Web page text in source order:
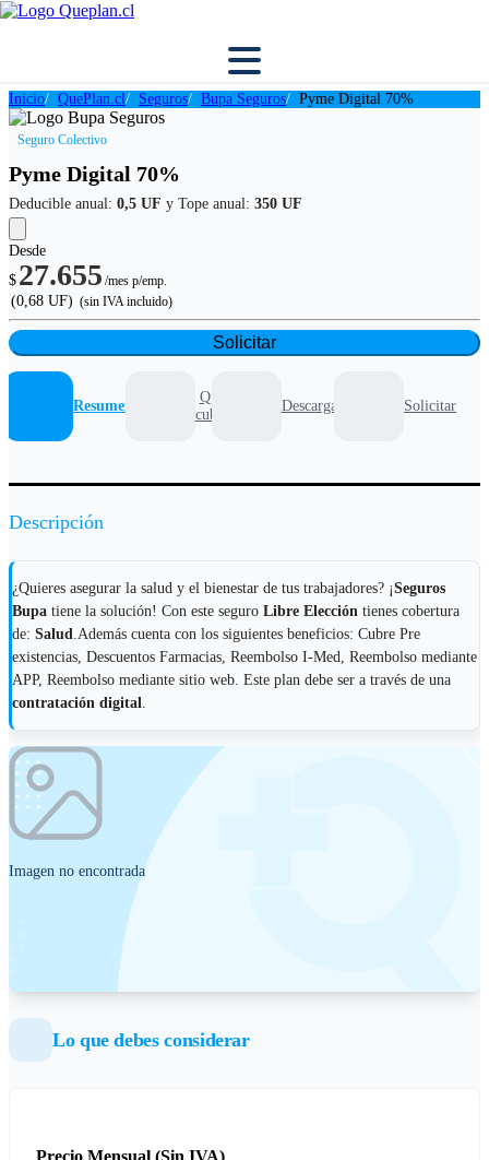
Inicio QuePlan.cl Seguros Bupa Seguros Pyme Digital 70%
Seguro Colectivo
Pyme Digital 70%
Deducible anual: 0,5 UF y Tope anual: 350 UF
Desde
$ 27.655 /mes p/emp.
(0,68 UF) (sin IVA incluido)
Solicitar
Resumen
Que
cubre
Descargables Solicitar
Descripción
¿Quieres asegurar la salud y el bienestar de tus trabajadores? ¡Seguros
Bupa tiene la solución! Con este seguro Libre Elección tienes cobertura
de: Salud.Además cuenta con los siguientes beneficios: Cubre Pre
existencias, Descuentos Farmacias, Reembolso I-Med, Reembolso mediante
APP, Reembolso mediante sitio web. Este plan debe ser a través de una
contratación digital.
Imagen no encontrada
Lo que debes considerar
Precio Mensual (Sin IVA)